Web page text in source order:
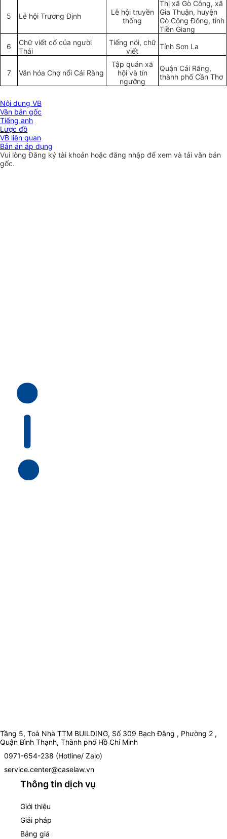
5 Lễ hội Trương Định
Lễ hội truyền
thống
Thị xã Gò Công, xã
Gia Thuận, huyện
Gò Công Đông, tỉnh
Tiền Giang
6
Chữ viết cổ của người
Thái
Tiếng nói, chữ
viết
Tỉnh Sơn La
7 Văn hóa Chợ nổi Cái Răng
Tập quán xã
hội và tín
ngưỡng
Quận Cái Răng,
thành phố Cần Thơ
Nội dung VB
Văn bản gốc
Tiếng anh
Lược đồ
VB liên quan
Bản án áp dụng
Vui lòngĐăng ký tài khoản hoặc đăng nhập để xem và tải văn bản
gốc.
Tầng 5, Toà Nhà TTM BUILDING, Số 309 Bạch Đằng , Phường 2 ,
Quận Bình Thạnh, Thành phố Hồ Chí Minh
0971-654-238 (Hotline/ Zalo)
service.center@caselaw.vn
Thông tin dịch vụ
Giới thiệu
Giải pháp
Bảng giá